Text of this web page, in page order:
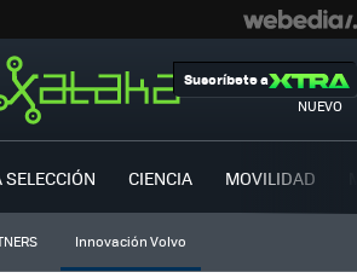
NUEVO
Suscríbete a
SELECCIÓN CIENCIA MOVILIDAD
Innovación Volvo